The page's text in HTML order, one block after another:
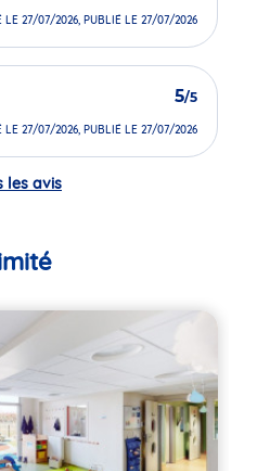
LE 27/07/2026, PUBLIÉ LE 27/07/2026
5/5
LE 27/07/2026, PUBLIÉ LE 27/07/2026
les avis